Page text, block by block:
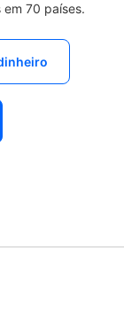
70 países.